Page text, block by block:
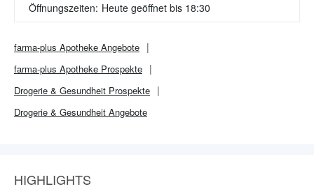
Öffnungszeiten: Heute geöffnet bis 18:30
farma-plus Apotheke Angebote
farma-plus Apotheke Prospekte
Drogerie & Gesundheit Prospekte
Drogerie & Gesundheit Angebote
HIGHLIGHTS